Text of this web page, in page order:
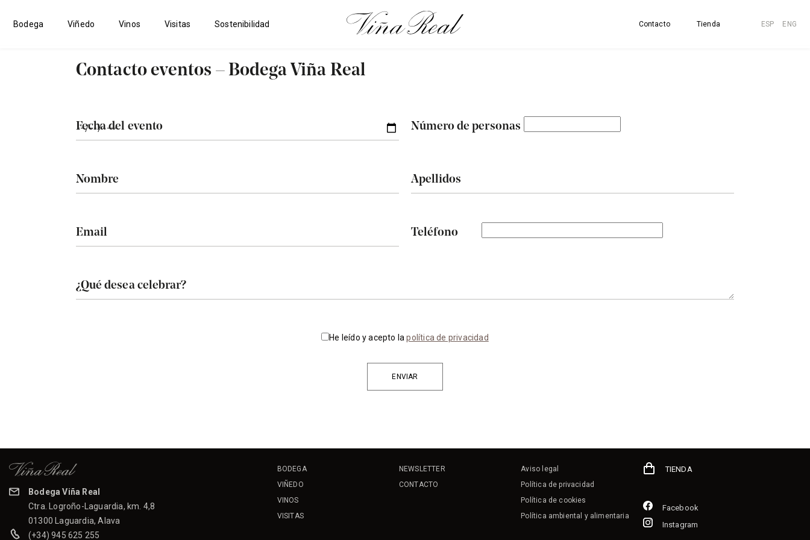
Bodega Viñedo Vinos Visitas Sostenibilidad Contacto Tienda ESP ENG
Contacto eventos – Bodega Viña Real
Fecha del evento Número de personas
Nombre Apellidos
Email Teléfono
¿Qué desea celebrar?
He leído y acepto lapolítica de privacidad
Bodega Viña Real
Ctra. Logroño-Laguardia, km. 4,8
01300 Laguardia, Alava
(+34) 945 625 255
BODEGA
VIÑEDO
VINOS
VISITAS
NEWSLETTER
CONTACTO
Aviso legal
Política de privacidad
Política de cookies
Política ambiental y alimentaria
TIENDA
Facebook
Instagram